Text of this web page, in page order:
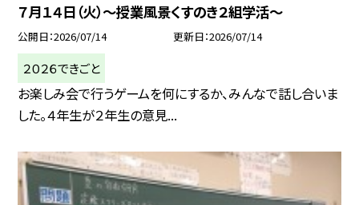
７月１４日（火）～授業風景くすのき２組学活～
公開日 2026/07/14 更新日 2026/07/14
２０２６できごと
お楽しみ会で行うゲームを何にするか、みんなで話し合いま
した。４年生が２年生の意見...